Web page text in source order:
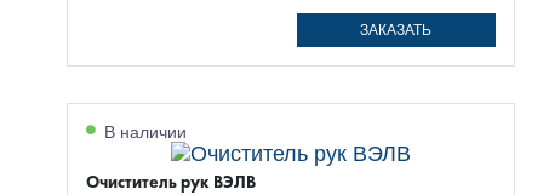
ЗАКАЗАТЬ
В наличии
Очиститель рук ВЭЛВ